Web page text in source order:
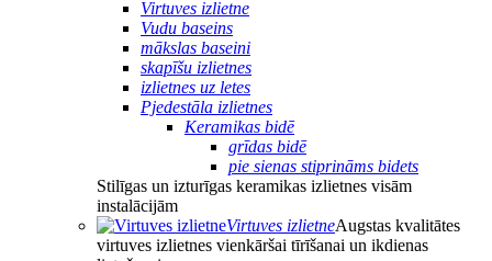
Virtuves izlietne
Vudu baseins
mākslas baseini
skapīšu izlietnes
izlietnes uz letes
Pjedestāla izlietnes
Keramikas bidē
grīdas bidē
pie sienas stiprināms bidets
Stilīgas un izturīgas keramikas izlietnes visām
instalācijām
Virtuves izlietneAugstas kvalitātes
virtuves izlietnes vienkāršai tīrīšanai un ikdienas